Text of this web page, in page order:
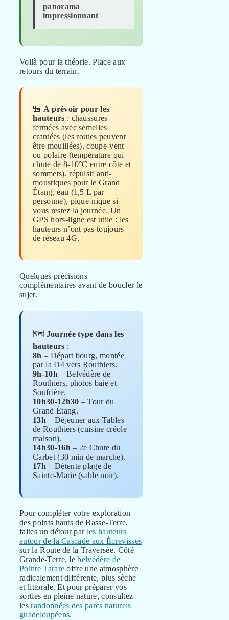
panorama
impressionnant
Voilà pour la théorie. Place aux
retours du terrain.
🎒 À prévoir pour les
hauteurs : chaussures
fermées avec semelles
crantées (les routes peuvent
être mouillées), coupe-vent
ou polaire (température qui
chute de 8-10°C entre côte et
sommets), répulsif anti-
moustiques pour le Grand
Étang, eau (1,5 L par
personne), pique-nique si
vous restez la journée. Un
GPS hors-ligne est utile : les
hauteurs n’ont pas toujours
de réseau 4G.
Quelques précisions
complémentaires avant de boucler le
sujet.
🗺️ Journée type dans les
hauteurs :
8h – Départ bourg, montée
par la D4 vers Routhiers.
9h-10h – Belvédère de
Routhiers, photos baie et
Soufrière.
10h30-12h30 – Tour du
Grand Étang.
13h – Déjeuner aux Tables
de Routhiers (cuisine créole
maison).
14h30-16h – 2e Chute du
Carbet (30 min de marche).
17h – Détente plage de
Sainte-Marie (sable noir).
Pour compléter votre exploration
des points hauts de Basse-Terre,
faites un détour par les hauteurs
autour de la Cascade aux Écrevisses
sur la Route de la Traversée. Côté
Grande-Terre, lebelvédère de
Pointe Tarare offre une atmosphère
radicalement différente, plus sèche
et littorale. Et pour préparer vos
sorties en pleine nature, consultez
lesrandonnées des parcs naturels
guadeloupéens.